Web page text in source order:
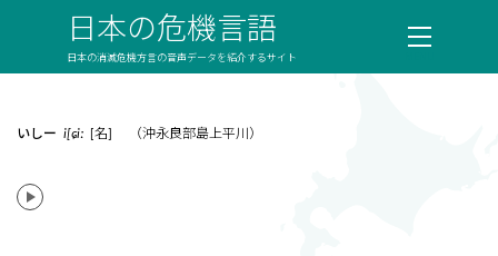
日本の危機言語
日本の消滅危機方言の音声データを紹介するサイト
いしー i[ɕiː [名] （沖永良部島上平川）